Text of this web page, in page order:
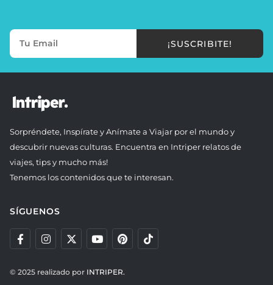
¡SUSCRIBITE!
Sorpréndete, Inspírate y Anímate a Viajar por el mundo y
descubrir nuevas culturas. Encuentra en Intriper relatos de
viajes, tips y mucho más!
Tenemos los contenidos que te interesan.
SÍGUENOS
© 2025 realizado por INTRIPER.